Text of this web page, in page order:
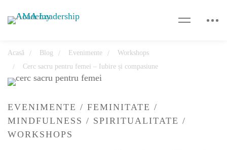
Acasă Blog Evenimente
Workshops
Cerc sacru pentru femei – Iubire și compasiune
EVENIMENTE / FEMINITATE /
MINDFULNESS / SPIRITUALITATE /
WORKSHOPS